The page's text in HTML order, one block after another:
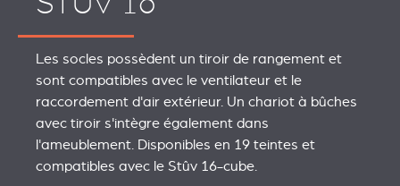
Les socles possèdent un tiroir de rangement et
sont compatibles avec le ventilateur et le
raccordement d'air extérieur. Un chariot à bûches
avec tiroir s'intègre également dans
l'ameublement. Disponibles en 19 teintes et
compatibles avec le Stûv 16-cube.